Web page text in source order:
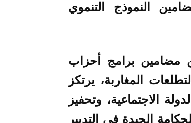
النموذج التنموي
مضامين برامج أحزاب
المغاربة، يرتكز
الاجتماعية، وتحفيز
الجيدة في التدبير